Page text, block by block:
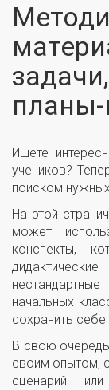
Ищете
учеников?
поиском
На этой
может
конспекты,
начальных
сохранить
В свою
своим опытом,
сценарий